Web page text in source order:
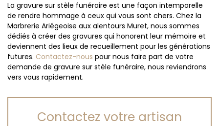
La gravure sur stèle funéraire est une façon intemporelle
de rendre hommage à ceux qui vous sont chers. Chez la
Marbrerie Ariégeoise aux alentours Muret, nous sommes
dédiés à créer des gravures qui honorent leur mémoire et
deviennent des lieux de recueillement pour les générations
futures. Contactez-nous pour nous faire part de votre
demande de gravure sur stèle funéraire, nous reviendrons
vers vous rapidement.
Contactez votre artisan